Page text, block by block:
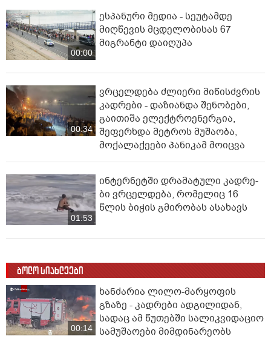
00:00
ესპანური მედია - სეუტამდე
მიღწევის მცდელობისას 67
მიგრანტი დაიღუპა
00:34
ვრცელდება ძლიერი მიწისძვრის
კადრები - დაზიანდა შენობები,
გაითიშა ელექტროენერგია,
შეფერხდა მეტროს მუშაობა,
მოქალაქეები პანიკამ მოიცვა
01:53
ინ­ტერ­ნეტ­ში დრა­მა­ტუ­ლი კად­რე­
ბი ვრცელდება, რომელიც 16
წლის ბიჭის გმირობას ასახავს
ბოლო სიახლეები
00:14
ხანძარია ლილო-მარყოფის
გზაზე - კადრები ადგილიდან,
სადაც ამ წუთებში სალიკვიდაციო
სამუშაოები მიმდინარეობს